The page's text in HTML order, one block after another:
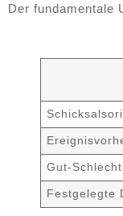
Der fundamentale
Gut-
Festgelegte